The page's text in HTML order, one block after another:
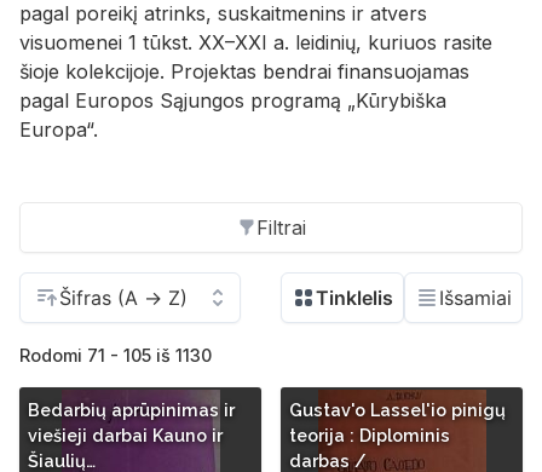
pagal poreikį atrinks, suskaitmenins ir atvers
visuomenei 1 tūkst. XX–XXI a. leidinių, kuriuos rasite
šioje kolekcijoje. Projektas bendrai finansuojamas
pagal Europos Sąjungos programą „Kūrybiška
Europa“.
Filtrai
Rodomi 71 - 105 iš 1130
Bedarbių aprūpinimas ir
viešieji darbai Kauno ir
Šiaulių…
Gustav'o Lassel'io pinigų
teorija : Diplominis
darbas /